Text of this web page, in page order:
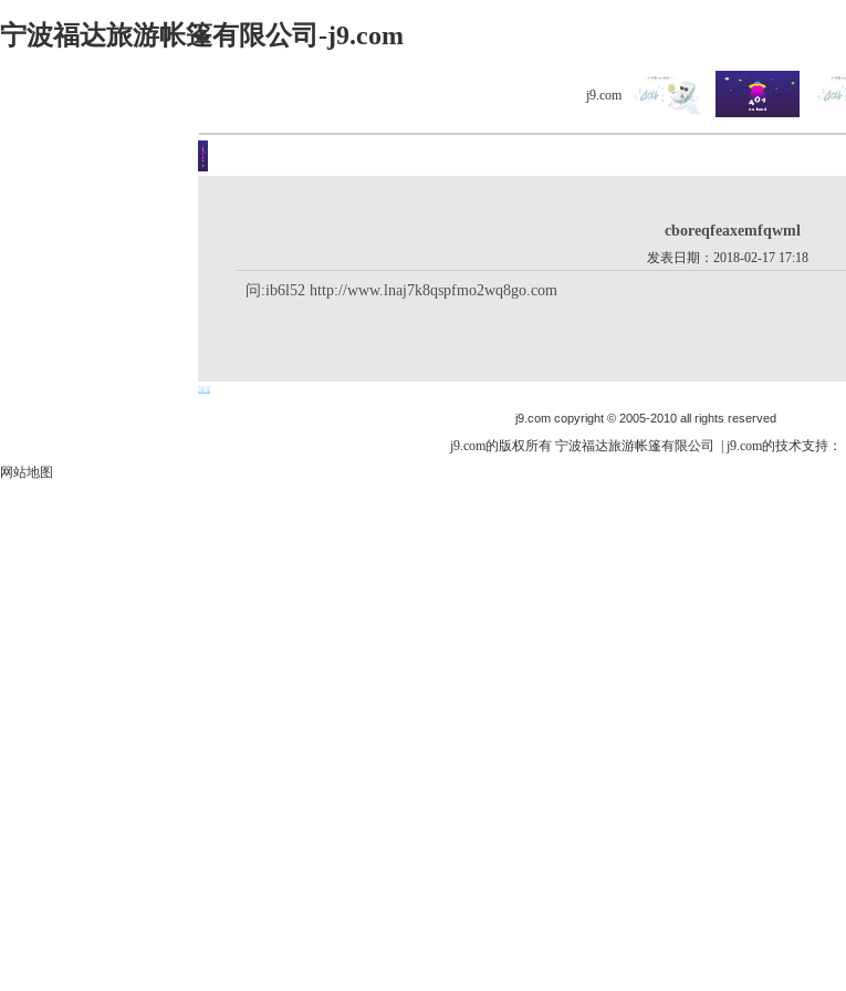
宁波福达旅游帐篷有限公司-j9.com
j9.com
cboreqfeaxemfqwml
发表日期：2018-02-17 17:18
问:ib6l52 http://www.lnaj7k8qspfmo2wq8go.com
j9.com copyright © 2005-2010 all rights reserved
j9.com的版权所有 宁波福达旅游帐篷有限公司 | j9.com的技术支持：
网站地图